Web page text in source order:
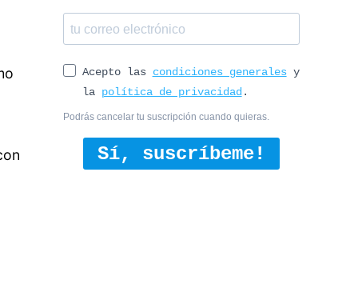
Acepto las condiciones generalesy
la política de privacidad.
Podrás cancelar tu suscripción cuando quieras.
Sí, suscríbeme!